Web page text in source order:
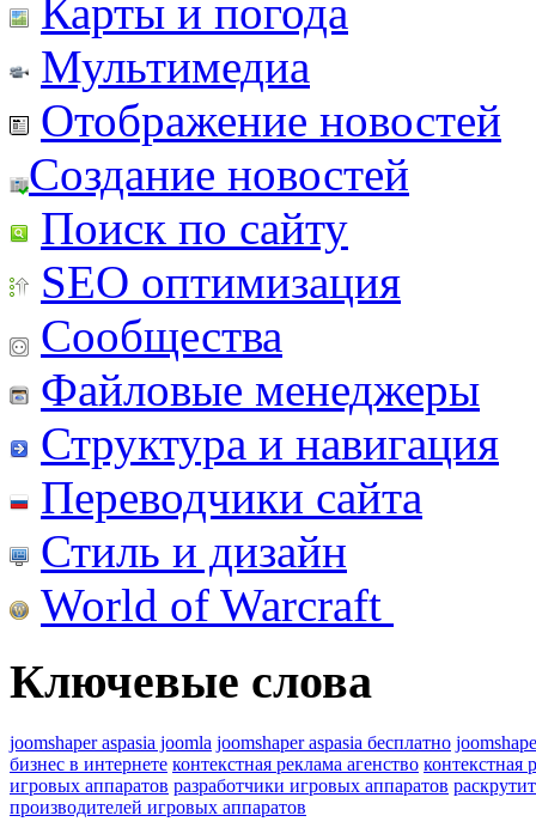
Карты и погода
Мультимедиа
Отображение новостей
Создание новостей
Поиск по сайту
SEO оптимизация
Сообщества
Файловые менеджеры
Структура и навигация
Переводчики сайта
Стиль и дизайн
World of Warcraft
Ключевые слова
joomshaper aspasia joomla joomshaper aspasia бесплатно
бизнес в интернете контекстная реклама агенство контекстная
игровых аппаратов разработчики игровых аппаратов
производителей игровых аппаратов